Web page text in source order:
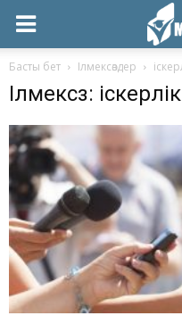
Басты бет Ілмексөздер
Ілмексөз: